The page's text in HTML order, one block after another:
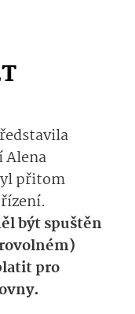
Alena
přitom
být spuštěn
pro